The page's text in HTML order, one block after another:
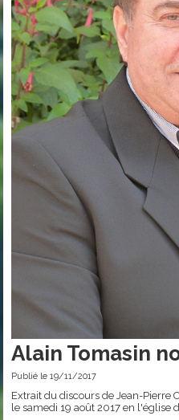
Alain Tomasin
Publié le 19/11/2017
Extrait du discours de Jean-Pierre
le samedi 19 août 2017 en l'église